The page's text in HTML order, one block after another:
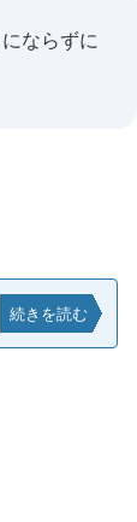
ならずに
続きを読む